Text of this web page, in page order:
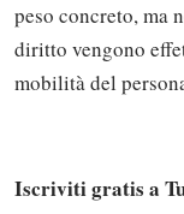
peso concreto, ma
diritto vengono
mobilità del
Iscriviti gratis a